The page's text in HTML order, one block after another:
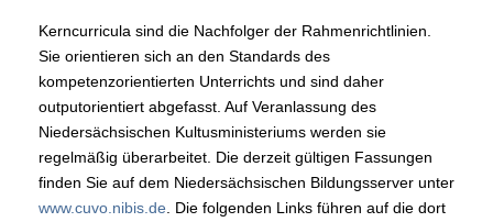
Kerncurricula sind die Nachfolger der Rahmenrichtlinien.
Sie orientieren sich an den Standards des
kompetenzorientierten Unterrichts und sind daher
outputorientiert abgefasst. Auf Veranlassung des
Niedersächsischen Kultusministeriums werden sie
regelmäßig überarbeitet. Die derzeit gültigen Fassungen
finden Sie auf dem Niedersächsischen Bildungsserver unter
www.cuvo.nibis.de . Die folgenden Links führen auf die dort